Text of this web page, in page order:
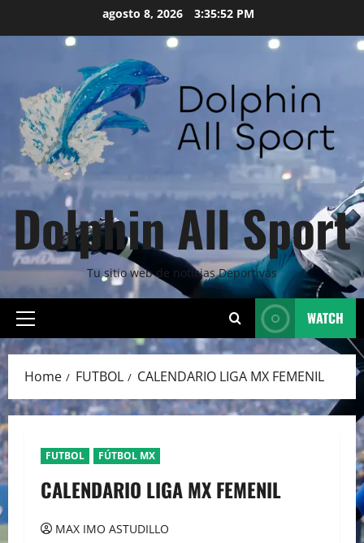
agosto 8, 2026 3:35:54 PM
Dolphin All Sport
Tu sitio web de noticias Deportivas
Primary
Menu
WATCH
Home FUTBOL CALENDARIO LIGA MX FEMENIL
FUTBOL FÚTBOL MX
CALENDARIO LIGA MX FEMENIL
MAX IMO ASTUDILLO